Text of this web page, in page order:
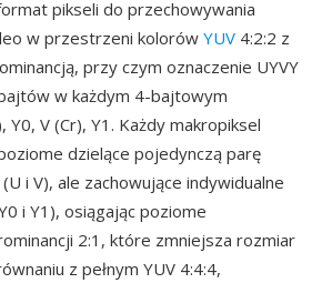
pikseli do przechowywania
w przestrzeni kolorów YUV 4:2:2 z
przy czym oznaczenie UYVY
w każdym 4-bajtowym
Y0, V (Cr), Y1. Każdy makropiksel
dzielące pojedynczą parę
i V), ale zachowujące indywidualne
i Y1), osiągając poziome
2:1, które zmniejsza rozmiar
z pełnym YUV 4:4:4,